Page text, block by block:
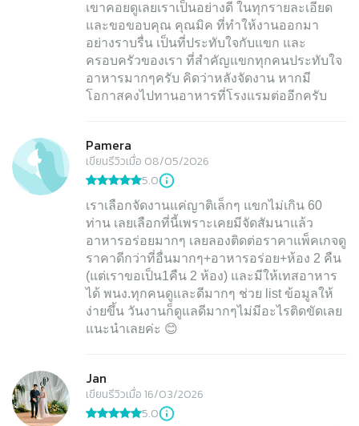
เขาคอยดูเลยเราเป็นอย่างดี ในทุกรายละเอียด
และขอขอบคุณ คุณมิค ที่ทำให้งานออกมา
อย่างราบรื่น เป็นที่ประทับใจกับแขก และ
ครอบครัวของเรา ที่สำคัญแขกทุกคนประทับใจ
อาหารมากๆครับ คิดว่าหลังจัดงาน หากมี
โอกาสคงไปทานอาหารที่โรงแรมต่ออีกครับ
Pamera
เขียนรีวิวเมื่อ 08/05/2026
5.0
เราเลือกจัดงานแค่ญาติเล็กๆ แขกไม่เกิน 60
ท่าน เลยเลือกที่นี้เพราะเคยมีจัดสัมนาแล้ว
อาหารอร่อยมากๆ เลยลองติดต่อราคาแพ็คเกจดู
ราคาดีกว่าที่อื่นมากๆ+อาหารอร่อย+ห้อง 2 คืน
(แต่เราขอเป็น1คืน 2 ห้อง) และมีให้เทสอาหาร
ได้ พนง.ทุกคนดูและดีมากๆ ช่วย list ข้อมูลให้
ง่ายขึ้น วันงานก็ดูแลดีมากๆไม่มีอะไรติดขัดเลย
แนะนำเลยค่ะ 😊
Jan
เขียนรีวิวเมื่อ 16/03/2026
5.0